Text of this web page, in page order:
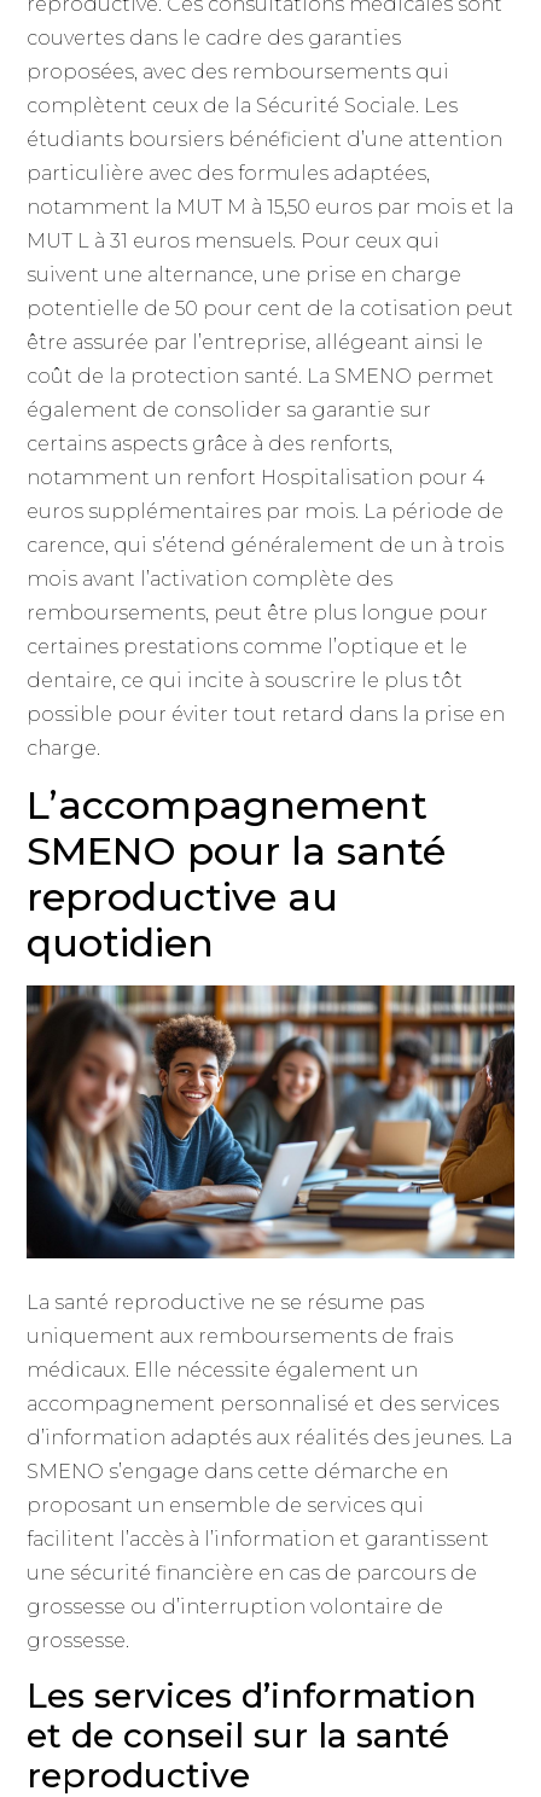
couvertes dans le cadre des garanties
proposées, avec des remboursements qui
complètent ceux de la Sécurité Sociale. Les
étudiants boursiers bénéficient d’une attention
particulière avec des formules adaptées,
notamment la MUT M à 15,50 euros par mois et la
MUT L à 31 euros mensuels. Pour ceux qui
suivent une alternance, une prise en charge
potentielle de 50 pour cent de la cotisation peut
être assurée par l’entreprise, allégeant ainsi le
coût de la protection santé. La SMENO permet
également de consolider sa garantie sur
certains aspects grâce à des renforts,
notamment un renfort Hospitalisation pour 4
euros supplémentaires par mois. La période de
carence, qui s’étend généralement de un à trois
mois avant l’activation complète des
remboursements, peut être plus longue pour
certaines prestations comme l’optique et le
dentaire, ce qui incite à souscrire le plus tôt
possible pour éviter tout retard dans la prise en
charge.
L’accompagnement
SMENO pour la santé
reproductive au
quotidien
La santé reproductive ne se résume pas
uniquement aux remboursements de frais
médicaux. Elle nécessite également un
accompagnement personnalisé et des services
d’information adaptés aux réalités des jeunes. La
SMENO s’engage dans cette démarche en
proposant un ensemble de services qui
facilitent l’accès à l’information et garantissent
une sécurité financière en cas de parcours de
grossesse ou d’interruption volontaire de
grossesse.
Les services d’information
et de conseil sur la santé
reproductive